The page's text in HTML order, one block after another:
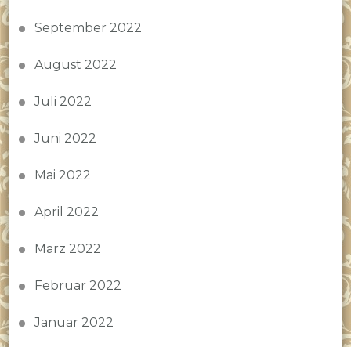
September 2022
August 2022
Juli 2022
Juni 2022
Mai 2022
April 2022
März 2022
Februar 2022
Januar 2022